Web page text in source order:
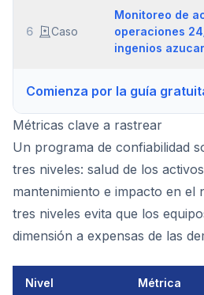
6 Caso
Monitoreo de
operaciones
ingenios
Comienza por la guía
Métricas clave a rastrear
Un programa de confiabilidad
tres niveles: salud de los
mantenimiento e impacto en el
tres niveles evita que los
dimensión a expensas de las
Nivel Métrica